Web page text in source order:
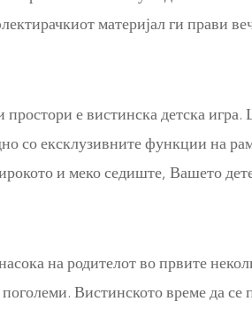
материјал ги прави
е вистинска детска
со ексклузивните функции на
и меко седиште, Вашето
на родителот во првите
Вистинското време да